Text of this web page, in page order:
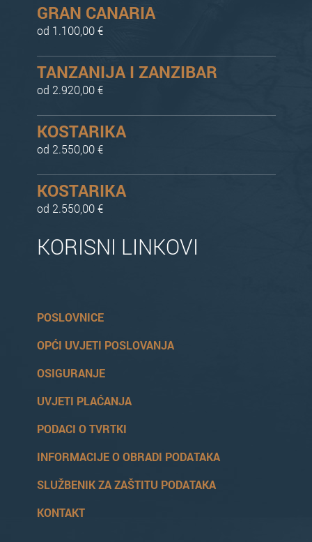
GRAN CANARIA
od 1.100,00 €
TANZANIJA I ZANZIBAR
od 2.920,00 €
KOSTARIKA
od 2.550,00 €
KOSTARIKA
od 2.550,00 €
KORISNI LINKOVI
POSLOVNICE
OPĆI UVJETI POSLOVANJA
OSIGURANJE
UVJETI PLAĆANJA
PODACI O TVRTKI
INFORMACIJE O OBRADI PODATAKA
SLUŽBENIK ZA ZAŠTITU PODATAKA
KONTAKT